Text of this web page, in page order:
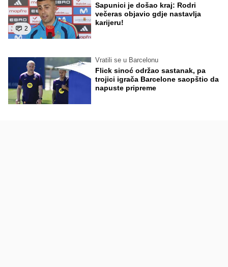
2
Sapunici je došao kraj: Rodri
večeras objavio gdje nastavlja
karijeru!
Vratili se u Barcelonu
Flick sinoć održao sastanak, pa
trojici igrača Barcelone saopštio da
napuste pripreme